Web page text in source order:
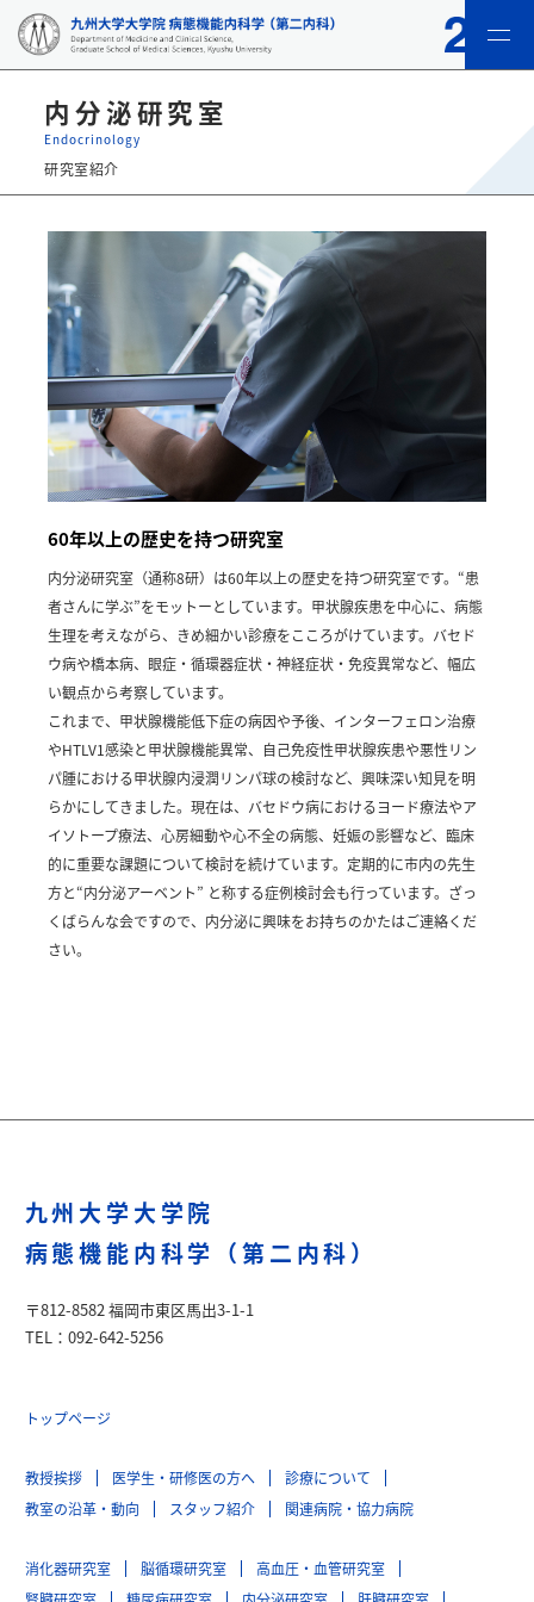
menu
内分泌研究室
Endocrinology
研究室紹介
60年以上の歴史を持つ研究室
内分泌研究室（通称8研）は60年以上の歴史を持つ研究室です。“患
者さんに学ぶ”をモットーとしています。甲状腺疾患を中心に、病態
生理を考えながら、きめ細かい診療をこころがけています。バセド
ウ病や橋本病、眼症・循環器症状・神経症状・免疫異常など、幅広
い観点から考察しています。
これまで、甲状腺機能低下症の病因や予後、インターフェロン治療
やHTLV1感染と甲状腺機能異常、自己免疫性甲状腺疾患や悪性リン
パ腫における甲状腺内浸潤リンパ球の検討など、興味深い知見を明
らかにしてきました。現在は、バセドウ病におけるヨード療法やア
イソトープ療法、心房細動や心不全の病態、妊娠の影響など、臨床
的に重要な課題について検討を続けています。定期的に市内の先生
方と“内分泌アーベント” と称する症例検討会も行っています。ざっ
くばらんな会ですので、内分泌に興味をお持ちのかたはご連絡くだ
さい。
九州大学大学院
病態機能内科学（第二内科）
〒812-8582 福岡市東区馬出3-1-1
TEL：092-642-5256
トップページ
教授挨拶 医学生・研修医の方へ
診療について
教室の沿革・動向
スタッフ紹介 関連病院・協力病院
消化器研究室 脳循環研究室
高血圧・血管研究室